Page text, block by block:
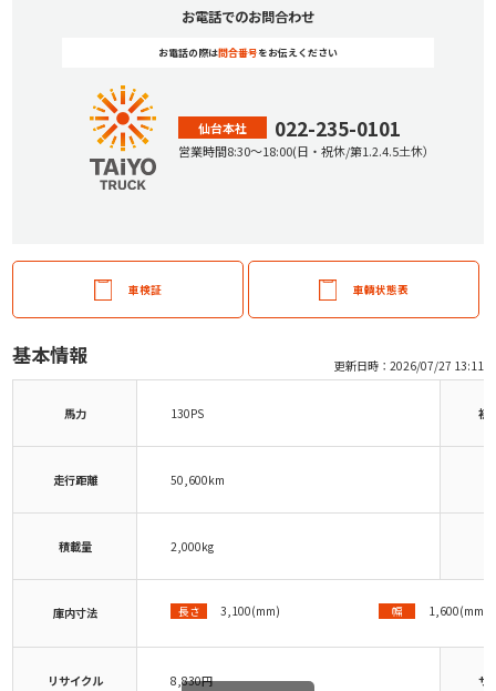
お電話でのお問合わせ
お電話の際は問合番号をお伝えください
仙台本社 022-235-0101
営業時間8:30〜18:00(日・祝休/第1.2.4.5土休）
車検証 車輌状態表
基本情報 更新日時：2026/07/27 13:11
馬力 130PS 初
走行距離 50,600km
積載量 2,000kg
庫内寸法 長さ 3,100(mm) 幅 1,600(mm)
リサイクル 8,830円 サ